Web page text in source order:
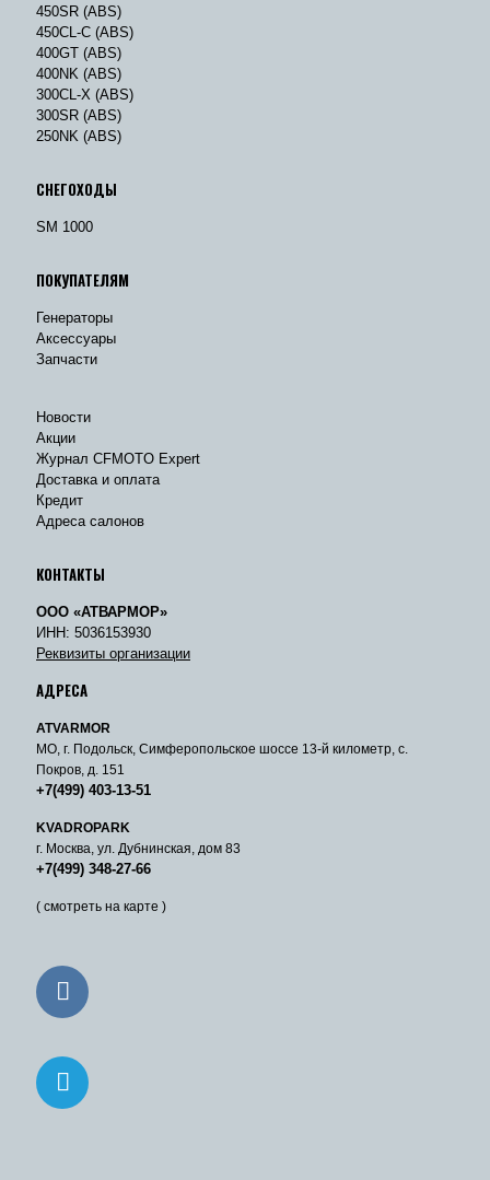
450SR (ABS)
450CL-C (ABS)
400GT (ABS)
400NK (ABS)
300CL-X (ABS)
300SR (ABS)
250NK (ABS)
СНЕГОХОДЫ
SM 1000
ПОКУПАТЕЛЯМ
Генераторы
Аксессуары
Запчасти
Новости
Акции
Журнал CFMOTO Expert
Доставка и оплата
Кредит
Адреса салонов
КОНТАКТЫ
ООО «АТВАРМОР»
ИНН: 5036153930
Реквизиты организации
АДРЕСА
ATVARMOR
МО, г. Подольск, Симферопольское шоссе 13-й километр, с.
Покров, д. 151
+7(499) 403-13-51
KVADROPARK
г. Москва, ул. Дубнинская, дом 83
+7(499) 348-27-66
( смотреть на карте )